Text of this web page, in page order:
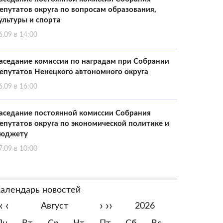
округа по вопросам образования,
и спорта
в 14:00
комиссии по наградам при Собрании
Ненецкого автономного округа
в 16:00
постоянной комиссии Собрания
округа по экономической политике и
в 10:00
новостей
‹ Август › ››
2026